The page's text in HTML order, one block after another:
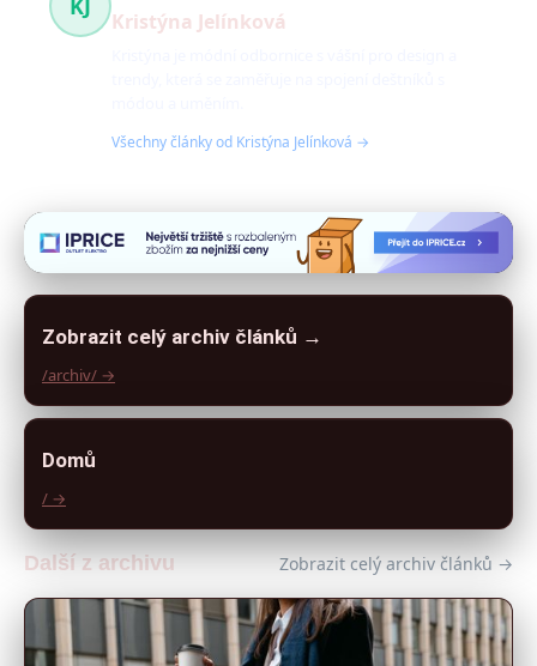
Kristýna Jelínková
Všechny články od Kristýna Jelínková →
Zobrazit celý archiv článků →
/archiv/ →
Domů
/ →
Další z archivu Zobrazit celý archiv článků →